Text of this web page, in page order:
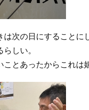
次の日にすることに
しい。
ことあったからこれは